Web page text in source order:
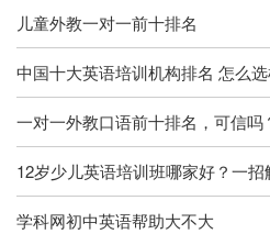
儿童外教一对一前十排名
中国十大英语培训机构排名 怎么选
一对一外教口语前十排名，可信吗
12岁少儿英语培训班哪家好？一
学科网初中英语帮助大不大